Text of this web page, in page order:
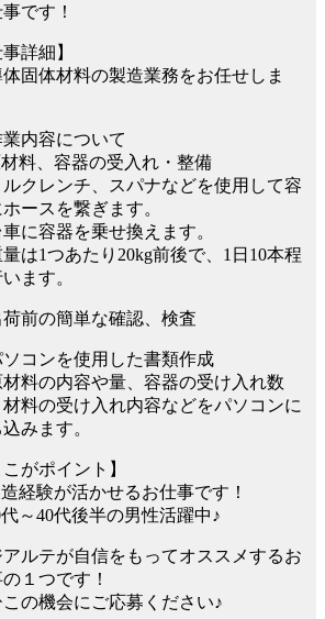
です！
事詳細】
固体材料の製造業務をお任せしま
内容について
料、容器の受入れ・整備
ルクレンチ、スパナなどを使用して容
ースを繋ぎます。
車に容器を乗せ換えます。
は1つあたり20kg前後で、1日10本程
ます。
前の簡単な確認、検査
コンを使用した書類作成
料の内容や量、容器の受け入れ数
料の受け入れ内容などをパソコンに
みます。
こがポイント】
経験が活かせるお仕事です！
～40代後半の男性活躍中♪
アルテが自信をもってオススメするお
１つです！
の機会にご応募ください♪